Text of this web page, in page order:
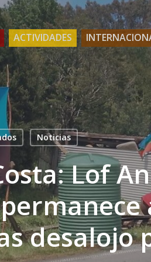
ACTIVIDADES
Noticias
Lof
desalojo